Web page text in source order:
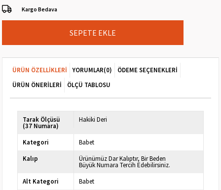
Kargo Bedava
ÜRÜN ÖZELLIKLERI YORUMLAR(0)
ÖDEME SEÇENEKLERI
ÜRÜN ÖNERILERI
ÖLÇÜ TABLOSU
Tarak Ölçüsü
(37 Numara)
Hakiki Deri
Kategori
Babet
Kalıp
Ürünümüz Dar Kalıptır, Bir Beden
Büyük Numara Tercih Edebilirsiniz.
Alt Kategori
Babet